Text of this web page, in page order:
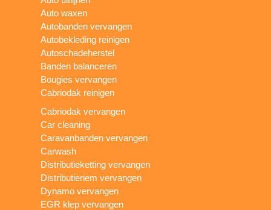
Auto waxen
Autobanden vervangen
Autobekleding reinigen
Autoschadeherstel
Banden balanceren
Bougies vervangen
Cabriodak reinigen
Cabriodak vervangen
Car cleaning
Caravanbanden vervangen
Carwash
Distributieketting vervangen
Distributieriem vervangen
Dynamo vervangen
EGR klep vervangen